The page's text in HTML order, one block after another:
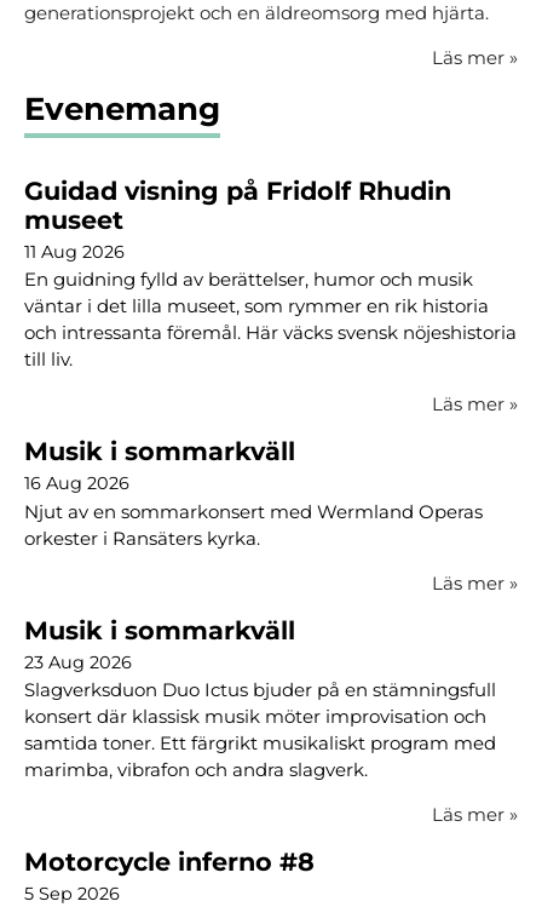
generationsprojekt och en äldreomsorg med hjärta.
Läs mer »
Evenemang
Guidad visning på Fridolf Rhudin
museet
11 Aug 2026
En guidning fylld av berättelser, humor och musik
väntar i det lilla museet, som rymmer en rik historia
och intressanta föremål. Här väcks svensk nöjeshistoria
till liv.
Läs mer »
Musik i sommarkväll
16 Aug 2026
Njut av en sommarkonsert med Wermland Operas
orkester i Ransäters kyrka.
Läs mer »
Musik i sommarkväll
23 Aug 2026
Slagverksduon Duo Ictus bjuder på en stämningsfull
konsert där klassisk musik möter improvisation och
samtida toner. Ett färgrikt musikaliskt program med
marimba, vibrafon och andra slagverk.
Läs mer »
Motorcycle inferno #8
5 Sep 2026